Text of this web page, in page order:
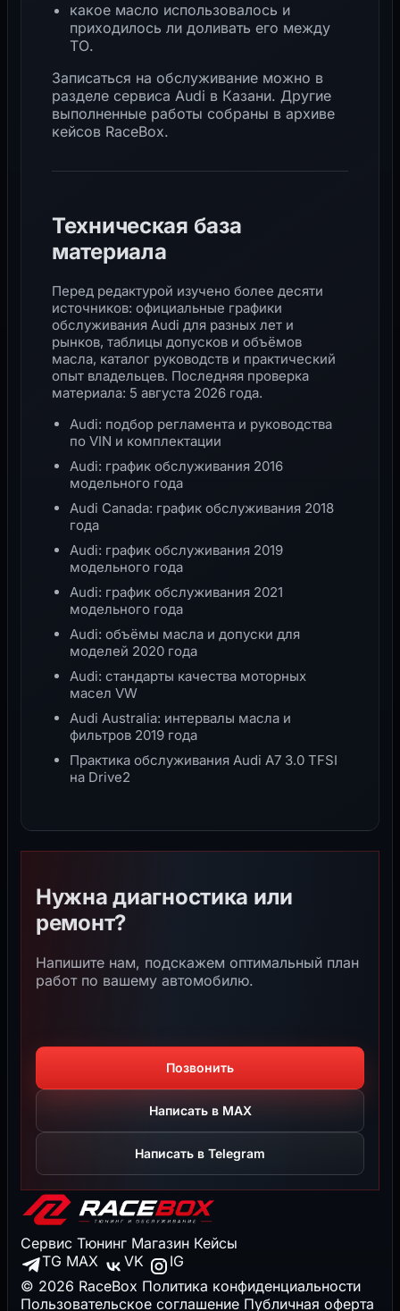
какое масло использовалось и
приходилось ли доливать его между
ТО.
Записаться на обслуживание можно в
разделе сервиса Audi в Казани. Другие
выполненные работы собраны в архиве
кейсов RaceBox.
Техническая база
материала
Перед редактурой изучено более десяти
источников: официальные графики
обслуживания Audi для разных лет и
рынков, таблицы допусков и объёмов
масла, каталог руководств и практический
опыт владельцев. Последняя проверка
материала: 5 августа 2026 года.
Audi: подбор регламента и руководства
по VIN и комплектации
Audi: график обслуживания 2016
модельного года
Audi Canada: график обслуживания 2018
года
Audi: график обслуживания 2019
модельного года
Audi: график обслуживания 2021
модельного года
Audi: объёмы масла и допуски для
моделей 2020 года
Audi: стандарты качества моторных
масел VW
Audi Australia: интервалы масла и
фильтров 2019 года
Практика обслуживания Audi A7 3.0 TFSI
на Drive2
Нужна диагностика или
ремонт?
Напишите нам, подскажем оптимальный план
работ по вашему автомобилю.
Позвонить
Написать в MAX
Написать в Telegram
Сервис Тюнинг Магазин Кейсы
TG MAX VK
IG
© 2026 RaceBox Политика конфиденциальности
Пользовательское соглашение Публичная оферта